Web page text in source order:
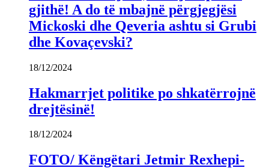
gjithë! A do të mbajnë përgjegjësi
Mickoski dhe Qeveria ashtu si Grubi
dhe Kovaçevski?
18/12/2024
Hakmarrjet politike po shkatërrojnë
drejtësinë!
18/12/2024
FOTO/ Këngëtari Jetmir Rexhepi-